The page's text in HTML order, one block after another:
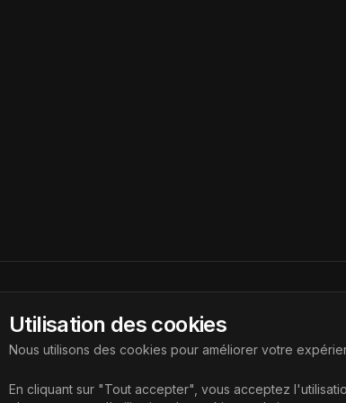
vous aidant à découvrir les dernières
Utilisation des cookies
Nous utilisons des cookies pour améliorer votre
En cliquant sur "Tout accepter", vous acceptez